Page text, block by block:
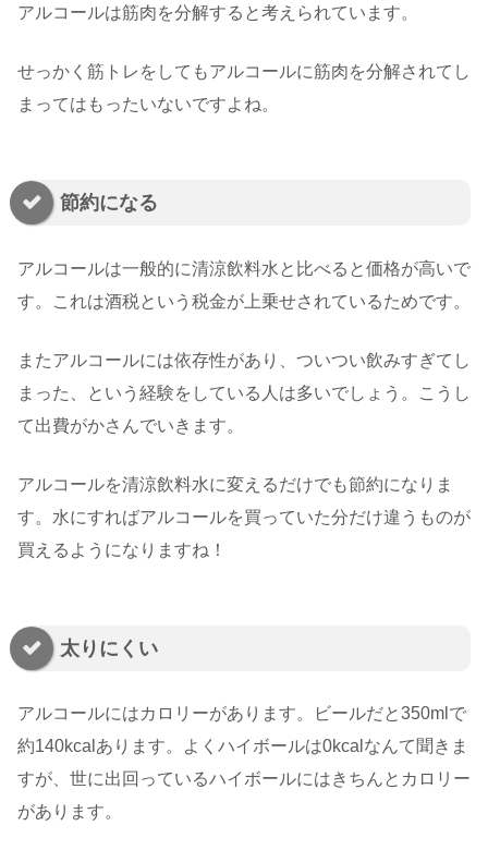
アルコールは筋肉を分解すると考えられています。
せっかく筋トレをしてもアルコールに筋肉を分解されてし
まってはもったいないですよね。
節約になる
アルコールは一般的に清涼飲料水と比べると価格が高いで
す。これは酒税という税金が上乗せされているためです。
またアルコールには依存性があり、ついつい飲みすぎてし
まった、という経験をしている人は多いでしょう。こうし
て出費がかさんでいきます。
アルコールを清涼飲料水に変えるだけでも節約になりま
す。水にすればアルコールを買っていた分だけ違うものが
買えるようになりますね！
太りにくい
アルコールにはカロリーがあります。ビールだと350mlで
約140kcalあります。よくハイボールは0kcalなんて聞きま
すが、世に出回っているハイボールにはきちんとカロリー
があります。